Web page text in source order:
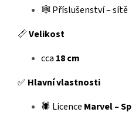
🕸️ Příslušenství – sítě
📏Velikost
cca 18 cm
✅ Hlavní vlastnosti
🕷️ Licence Marvel –